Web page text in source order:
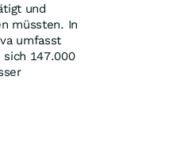
und
müssten. In
umfasst
sich 147.000